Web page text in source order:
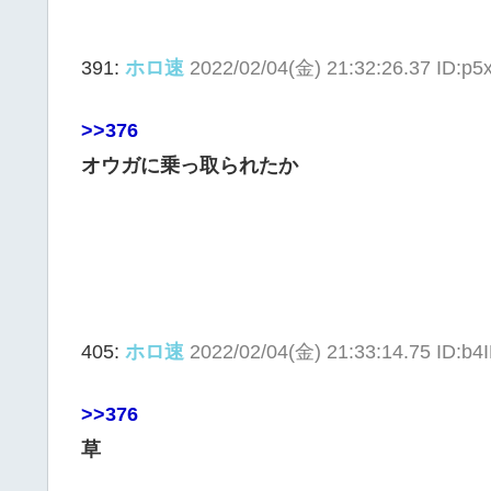
391: ホロ速 2022/02/04(金) 21:32:26.37
>>376
オウガに乗っ取られたか
405: ホロ速 2022/02/04(金) 21:33:14.75
>>376
草